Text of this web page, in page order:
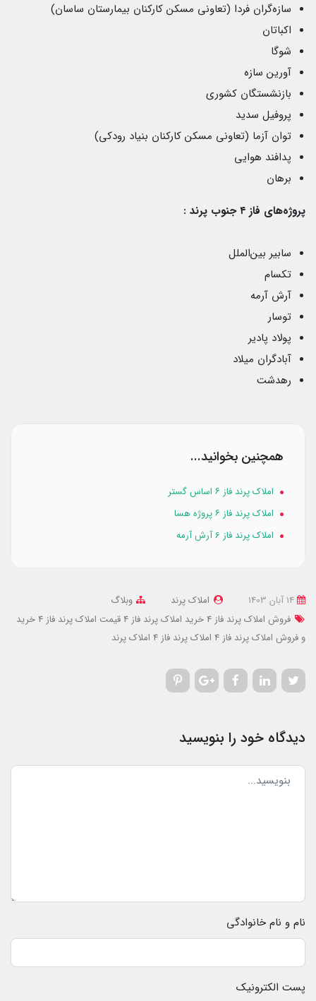
سازه‌گران فردا (تعاونی مسکن کارکنان بیمارستان ساسان)
اکباتان
شوگا
آورین سازه
بازنشستگان کشوری
پروفیل سدید
توان آزما (تعاونی مسکن کارکنان بنیاد رودکی)
پدافند هوایی
برهان
پروژه‌های فاز ۴ جنوب پرند :
سابیر بین‌الملل
تکسام
آرش آرمه
توسار
پولاد پادیر
آبادگران میلاد
رهدشت
همچنین بخوانید...
املاک پرند فاز ۶ اساس گستر
املاک پرند فاز ۶ پروژه هسا
املاک پرند فاز 6 آرش آرمه
املاک پرند
وبلاگ
فروش املاک پرند فاز 4
خرید املاک پرند فاز 4 قیمت املاک پرند فاز 4
خرید
و فروش املاک پرند فاز 4
املاک پرند فاز 4 املاک پرند
دیدگاه خود را بنویسید
نام و نام خانوادگی
پست الکترونیک